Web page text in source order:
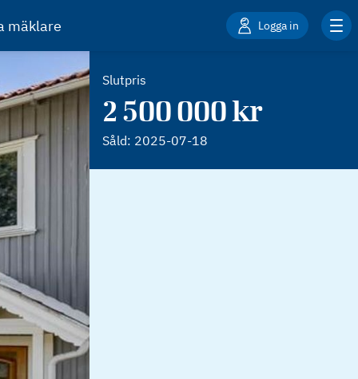
mäklare Logga in
Slutpris
2 500 000 kr
Såld: 2025-07-18